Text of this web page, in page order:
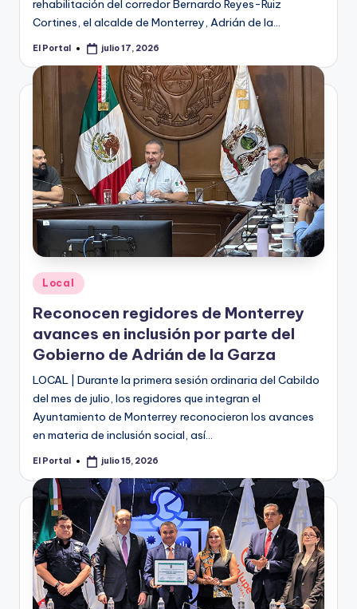
rehabilitación del corredor Bernardo Reyes-Ruiz
Cortines, el alcalde de Monterrey, Adrián de la…
Publicado
El Portal julio 17, 2026
Publicado
en
Local
Reconocen regidores de Monterrey
avances en inclusión por parte del
Gobierno de Adrián de la Garza
LOCAL | Durante la primera sesión ordinaria del Cabildo
del mes de julio, los regidores que integran el
Ayuntamiento de Monterrey reconocieron los avances
en materia de inclusión social, así…
Publicado
El Portal julio 15, 2026